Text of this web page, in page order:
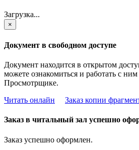
Загрузка...
×
Документ в свободном доступе
Документ находится в открытом
можете ознакомиться и работать с
Просмотрщике.
Читать онлайн
Заказ копии
Заказ в читальный зал успешно
Заказ успешно оформлен.